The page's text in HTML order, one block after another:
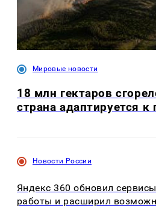
Мировые новости
18 млн гектаров
страна адаптируется
Новости России
Яндекс 360 обновил
работы и расширил